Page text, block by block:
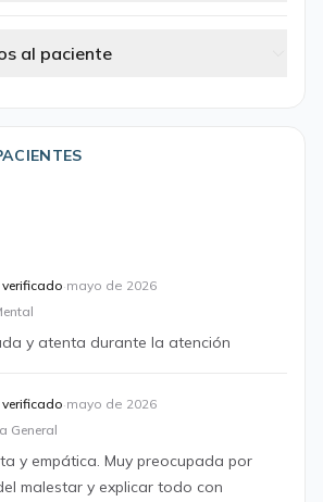
al paciente
verificado·mayo de 2026
y atenta durante la atención
verificado·mayo de 2026
General
y empática. Muy preocupada por
malestar y explicar todo con